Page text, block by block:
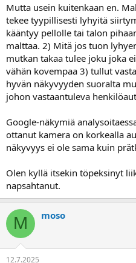
Mutta usein kuitenkaan en.
tekee tyypillisesti lyhyitä
kääntyy pellolle tai talon
malttaa. 2) Mitä jos tuon
mutkan takaa tulee joku joka
vähän kovempaa 3) tullut
hyvän näkyvyyden suoralta
johon vastaantuleva
Google-näkymiä
ottanut kamera on korkealla
näkyvyys ei ole sama kuin
Olen kyllä itsekin töpeksinyt
napsahtanut.
M moso
12.7.2025